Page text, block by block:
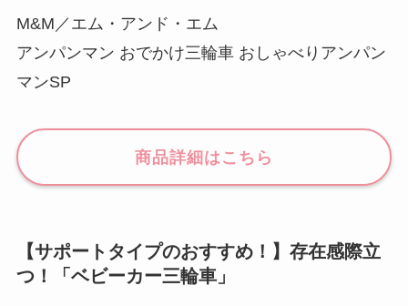
M&M／エム・アンド・エム
アンパンマン おでかけ三輪車 おしゃべりアンパン
マンSP
商品詳細はこちら
【サポートタイプのおすすめ！】存在感際立
つ！「ベビーカー三輪車」